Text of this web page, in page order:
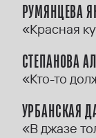
РУМЯНЦЕВА
«Красная
СТЕПАНОВА
«Кто-то
УРБАНСКАЯ
«В джазе